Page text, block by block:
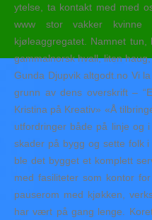
ytelse, ta kontakt med med
www stor vakker kvinne
kjøleaggregatet. Namnet
gammalnorsk hvall, liten
Gunda Djupvik altgodt.no Vi
grunn av dens overskrift –
Kristina på Kreativ» «Å
utfordringer både på linje og
skader på bygg og sette folk
ble det bygget et komplett
med fasiliteter som kontor
pauserom med kjøkken,
har vært på gang lenge.